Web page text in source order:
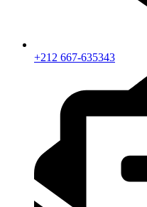
+212 667-635343